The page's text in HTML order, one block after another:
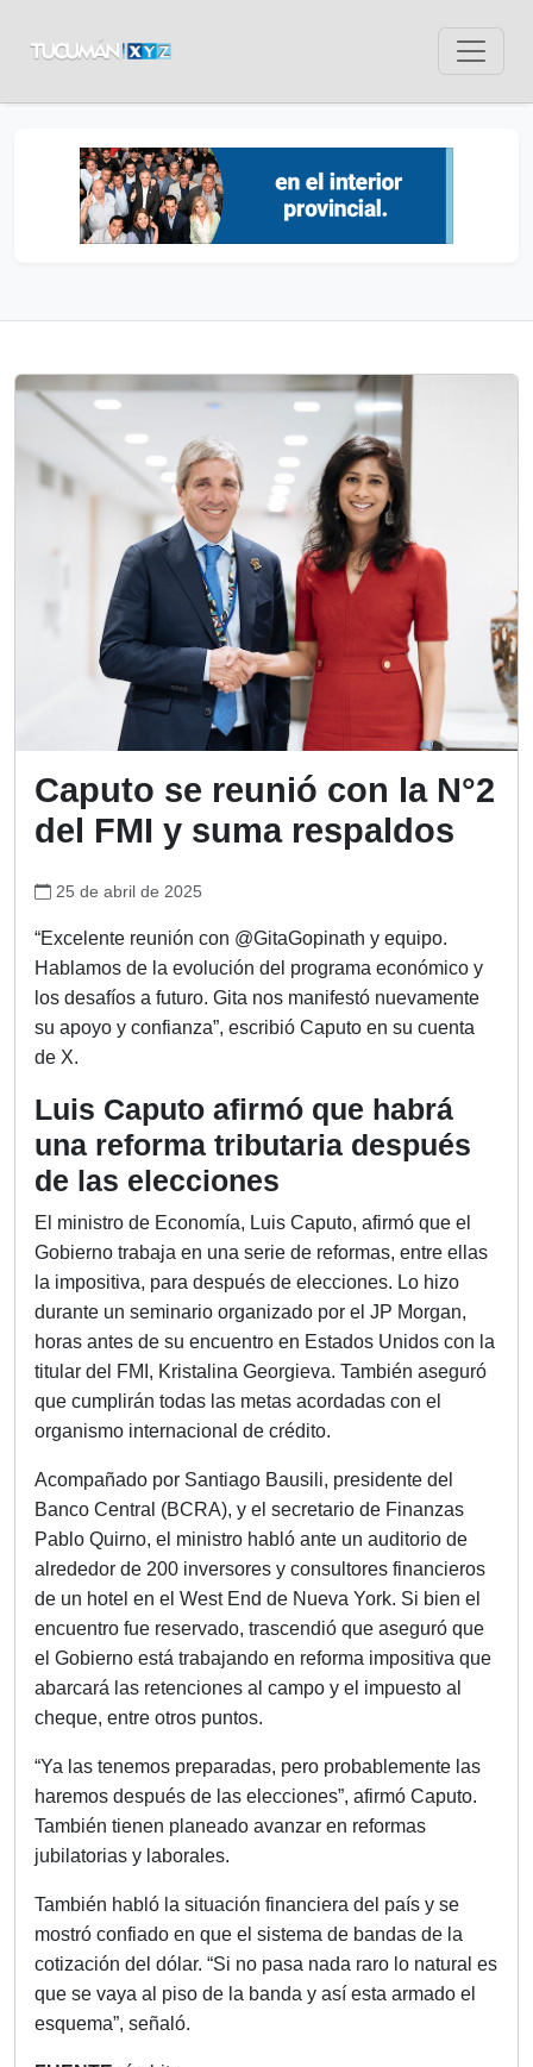
Caputo se reunió con la N°2
del FMI y suma respaldos
25 de abril de 2025
“Excelente reunión con @GitaGopinath y equipo.
Hablamos de la evolución del programa económico y
los desafíos a futuro. Gita nos manifestó nuevamente
su apoyo y confianza”, escribió Caputo en su cuenta
de X.
Luis Caputo afirmó que habrá
una reforma tributaria después
de las elecciones
El ministro de Economía, Luis Caputo, afirmó que el
Gobierno trabaja en una serie de reformas, entre ellas
la impositiva, para después de elecciones. Lo hizo
durante un seminario organizado por el JP Morgan,
horas antes de su encuentro en Estados Unidos con la
titular del FMI, Kristalina Georgieva. También aseguró
que cumplirán todas las metas acordadas con el
organismo internacional de crédito.
Acompañado por Santiago Bausili, presidente del
Banco Central (BCRA), y el secretario de Finanzas
Pablo Quirno, el ministro habló ante un auditorio de
alrededor de 200 inversores y consultores financieros
de un hotel en el West End de Nueva York. Si bien el
encuentro fue reservado, trascendió que aseguró que
el Gobierno está trabajando en reforma impositiva que
abarcará las retenciones al campo y el impuesto al
cheque, entre otros puntos.
“Ya las tenemos preparadas, pero probablemente las
haremos después de las elecciones”, afirmó Caputo.
También tienen planeado avanzar en reformas
jubilatorias y laborales.
También habló la situación financiera del país y se
mostró confiado en que el sistema de bandas de la
cotización del dólar. “Si no pasa nada raro lo natural es
que se vaya al piso de la banda y así esta armado el
esquema”, señaló.